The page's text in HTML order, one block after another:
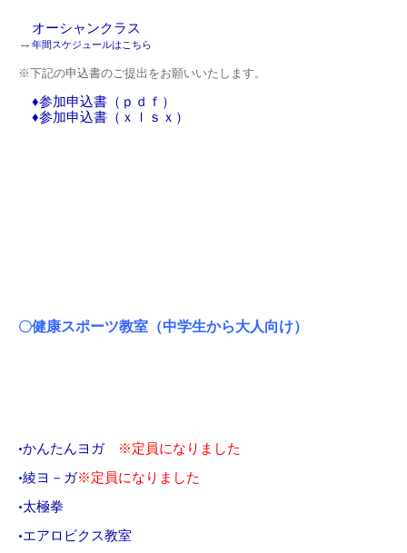
オーシャンクラス
→ 年間スケジュールはこちら
※下記の申込書のご提出をお願いいたします。
♦参加申込書（ｐｄｆ）
♦参加申込書（ｘｌｓｘ）
〇健康スポーツ教室（中学生から大人向け）
•かんたんヨガ
※定員になりました
•綾ヨ－ガ※定員になりました
•太極拳
•エアロビクス教室